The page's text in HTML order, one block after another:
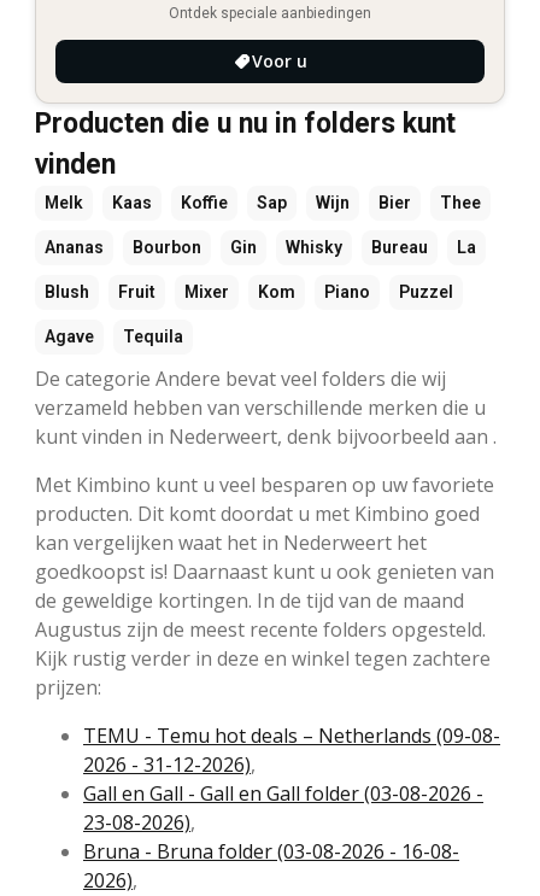
Ontdek speciale aanbiedingen
Voor u
Producten die u nu in folders kunt
vinden
Melk Kaas Koffie Sap Wijn Bier Thee
Ananas Bourbon Gin Whisky Bureau La
Blush Fruit Mixer Kom Piano Puzzel
Agave Tequila
De categorie Andere bevat veel folders die wij
verzameld hebben van verschillende merken die u
kunt vinden in Nederweert, denk bijvoorbeeld aan .
Met Kimbino kunt u veel besparen op uw favoriete
producten. Dit komt doordat u met Kimbino goed
kan vergelijken waat het in Nederweert het
goedkoopst is! Daarnaast kunt u ook genieten van
de geweldige kortingen. In de tijd van de maand
Augustus zijn de meest recente folders opgesteld.
Kijk rustig verder in deze en winkel tegen zachtere
prijzen:
TEMU - Temu hot deals – Netherlands (09-08-
2026 - 31-12-2026),
Gall en Gall - Gall en Gall folder (03-08-2026 -
23-08-2026),
Bruna - Bruna folder (03-08-2026 - 16-08-
2026),